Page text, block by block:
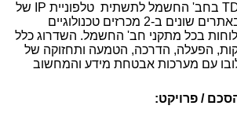
שדרוג טלפוניית ה-TDM בחב' החשמל לתשתית טלפוניית IP של
סיסקו ב-50 מרכזות באתרים שונים ב-2 מכרזים טכנולוגיים
ב-18,000 שלוחות בכל מתקני חב' החשמל. השדרוג כלל
הפעלה, הדרכה, הטמעה ותחזוקה של
עם מערכות אבטחת מידע והמחשוב
/ פרויקט: